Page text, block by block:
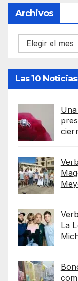
Archivos
Archivos
Las 10
La